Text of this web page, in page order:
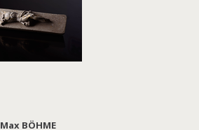
Max BÖHME